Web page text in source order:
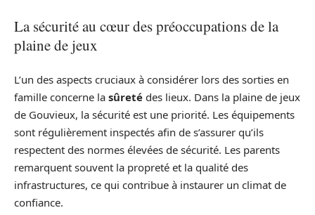
La sécurité au cœur des préoccupations de la
plaine de jeux
L’un des aspects cruciaux à considérer lors des sorties en
famille concerne la sûreté des lieux. Dans la plaine de jeux
de Gouvieux, la sécurité est une priorité. Les équipements
sont régulièrement inspectés afin de s’assurer qu’ils
respectent des normes élevées de sécurité. Les parents
remarquent souvent la propreté et la qualité des
infrastructures, ce qui contribue à instaurer un climat de
confiance.